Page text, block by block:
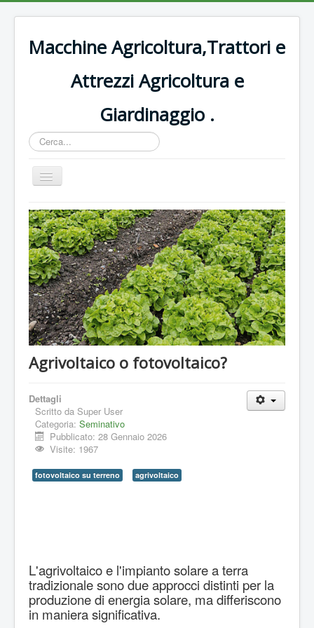
Macchine Agricoltura,Trattori e
Attrezzi Agricoltura e
Giardinaggio .
Cerca...
Cambia
navigazione
Home
Decespugliatori Oleomac
Rasaerba
Trattori vigneto
Forbici e potatura
Agrivoltaico o fotovoltaico?
Dettagli
Scritto da Super User
Categoria: Seminativo
Pubblicato: 28 Gennaio 2026
Visite: 1967
fotovoltaico su terreno agrivoltaico
L'agrivoltaico e l'impianto solare a terra
tradizionale sono due approcci distinti per la
produzione di energia solare, ma differiscono
in maniera significativa.